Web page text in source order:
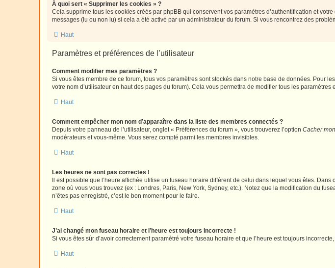
À quoi sert « Supprimer les cookies » ?
Cela supprime tous les cookies créés par phpBB qui conservent vos paramètres d’authentification et
messages (lu ou non lu) si cela a été activé par un administrateur du forum. Si vous rencontrez des
Haut
Paramètres et préférences de l’utilisateur
Comment modifier mes paramètres ?
Si vous êtes membre de ce forum, tous vos paramètres sont stockés dans notre base de données. Pour
votre nom d’utilisateur en haut des pages du forum). Cela vous permettra de modifier tous les paramètres
Haut
Comment empêcher mon nom d’apparaître dans la liste des membres connectés ?
Depuis votre panneau de l’utilisateur, onglet « Préférences du forum », vous trouverez l’option Cacher
modérateurs et vous-même. Vous serez compté parmi les membres invisibles.
Haut
Les heures ne sont pas correctes !
Il est possible que l’heure affichée utilise un fuseau horaire différent de celui dans lequel vous êtes. Dans
zone où vous vous trouvez (ex : Londres, Paris, New York, Sydney, etc.). Notez que la modification du
n’êtes pas enregistré, c’est le bon moment pour le faire.
Haut
J’ai changé mon fuseau horaire et l’heure est toujours incorrecte !
Si vous êtes sûr d’avoir correctement paramétré votre fuseau horaire et que l’heure est toujours
Haut